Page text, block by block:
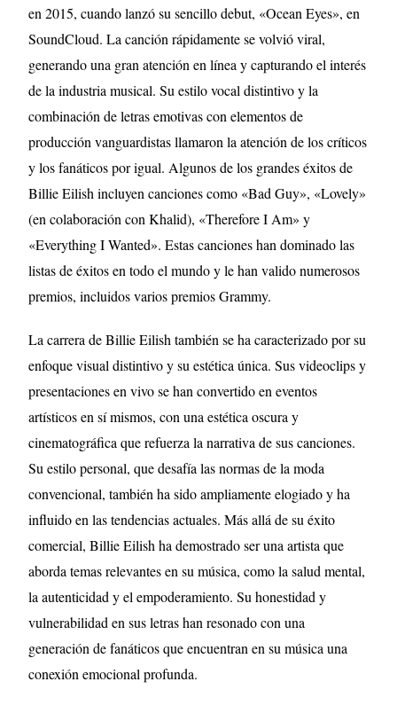
en 2015, cuando lanzó su sencillo debut, «Ocean Eyes», en
SoundCloud. La canción rápidamente se volvió viral,
generando una gran atención en línea y capturando el interés
de la industria musical. Su estilo vocal distintivo y la
combinación de letras emotivas con elementos de
producción vanguardistas llamaron la atención de los críticos
y los fanáticos por igual. Algunos de los grandes éxitos de
Billie Eilish incluyen canciones como «Bad Guy», «Lovely»
(en colaboración con Khalid), «Therefore I Am» y
«Everything I Wanted». Estas canciones han dominado las
listas de éxitos en todo el mundo y le han valido numerosos
premios, incluidos varios premios Grammy.
La carrera de Billie Eilish también se ha caracterizado por su
enfoque visual distintivo y su estética única. Sus videoclips y
presentaciones en vivo se han convertido en eventos
artísticos en sí mismos, con una estética oscura y
cinematográfica que refuerza la narrativa de sus canciones.
Su estilo personal, que desafía las normas de la moda
convencional, también ha sido ampliamente elogiado y ha
influido en las tendencias actuales. Más allá de su éxito
comercial, Billie Eilish ha demostrado ser una artista que
aborda temas relevantes en su música, como la salud mental,
la autenticidad y el empoderamiento. Su honestidad y
vulnerabilidad en sus letras han resonado con una
generación de fanáticos que encuentran en su música una
conexión emocional profunda.